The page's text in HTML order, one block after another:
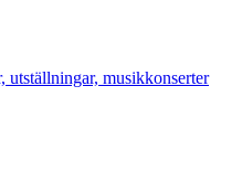
utställningar, musikkonserter